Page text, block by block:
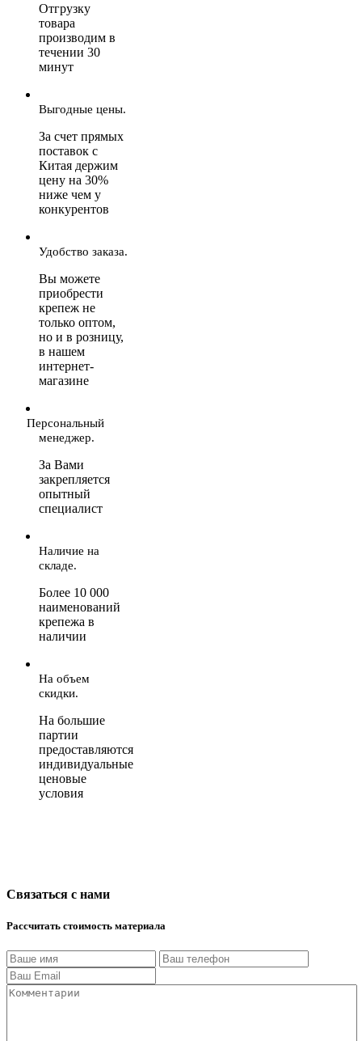
Отгрузку
товара
производим в
течении 30
минут
Выгодные цены.
За счет прямых
поставок с
Китая держим
цену на 30%
ниже чем у
конкурентов
Удобство заказа.
Вы можете
приобрести
крепеж не
только оптом,
но и в розницу,
в нашем
интернет-
магазине
Персональный
менеджер.
За Вами
закрепляется
опытный
специалист
Наличие на
складе.
Более 10 000
наименований
крепежа в
наличии
На объем
скидки.
На большие
партии
предоставляются
индивидуальные
ценовые
условия
Связаться с нами
Рассчитать стоимость материала